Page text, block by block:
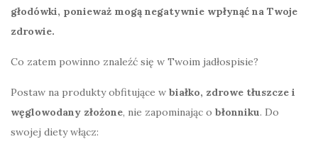
głodówki, ponieważ mogą negatywnie wpłynąć na Twoje
zdrowie.
Co zatem powinno znaleźć się w Twoim jadłospisie?
Postaw na produkty obfitujące w białko, zdrowe tłuszcze i
węglowodany złożone, nie zapominając o błonniku. Do
swojej diety włącz: